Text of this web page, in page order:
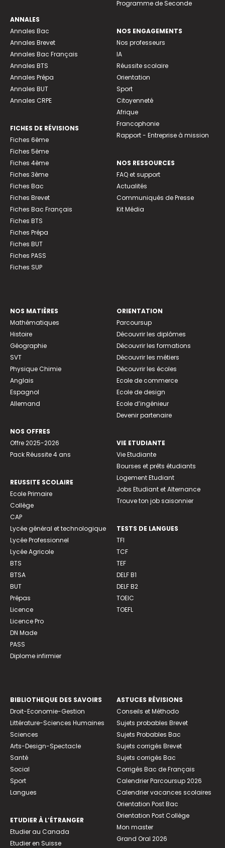
ANNALES
Annales Bac
Annales Brevet
Annales Bac Français
Annales BTS
Annales Prépa
Annales BUT
Annales CRPE
FICHES DE RÉVISIONS
Fiches 6ème
Fiches 5ème
Fiches 4ème
Fiches 3ème
Fiches Bac
Fiches Brevet
Fiches Bac Français
Fiches BTS
Fiches Prépa
Fiches BUT
Fiches PASS
Fiches SUP
Programme de Seconde
NOS ENGAGEMENTS
Nos professeurs
IA
Réussite scolaire
Orientation
Sport
Citoyenneté
Afrique
Francophonie
Rapport - Entreprise à mission
NOS RESSOURCES
FAQ et support
Actualités
Communiqués de Presse
Kit Média
NOS MATIÈRES
Mathématiques
Histoire
Géographie
SVT
Physique Chimie
Anglais
Espagnol
Allemand
NOS OFFRES
Offre 2025-2026
Pack Réussite 4 ans
REUSSITE SCOLAIRE
Ecole Primaire
Collège
CAP
Lycée général et technologique
Lycée Professionnel
Lycée Agricole
BTS
BTSA
BUT
Prépas
Licence
Licence Pro
DN Made
PASS
Diplome infirmier
ORIENTATION
Parcoursup
Découvrir les diplômes
Découvrir les formations
Découvrir les métiers
Découvrir les écoles
Ecole de commerce
Ecole de design
Ecole d’ingénieur
Devenir partenaire
VIE ETUDIANTE
Vie Etudiante
Bourses et prêts étudiants
Logement Etudiant
Jobs Etudiant et Alternance
Trouve ton job saisonnier
TESTS DE LANGUES
TFI
TCF
TEF
DELF B1
DELF B2
TOEIC
TOEFL
BIBLIOTHEQUE DES SAVOIRS
Droit-Economie-Gestion
Littérature-Sciences Humaines
Sciences
Arts-Design-Spectacle
Santé
Social
Sport
Langues
ETUDIER À L’ÉTRANGER
Etudier au Canada
Etudier en Suisse
ASTUCES RÉVISIONS
Conseils et Méthodo
Sujets probables Brevet
Sujets Probables Bac
Sujets corrigés Brevet
Sujets corrigés Bac
Corrigés Bac de Français
Calendrier Parcoursup 2026
Calendrier vacances scolaires
Orientation Post Bac
Orientation Post Collège
Mon master
Grand Oral 2026